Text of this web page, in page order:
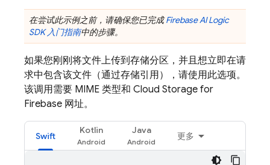
在尝试此示例之前，请确保您已完成Firebase AI Logic
SDK 入门指南中的步骤。
如果您刚刚将文件上传到存储分区，并且想立即在请
求中包含该文件（通过存储引用），请使用此选项。
该调用需要 MIME 类型和 Cloud Storage for
Firebase 网址。
Swift
Kotlin Java
更多